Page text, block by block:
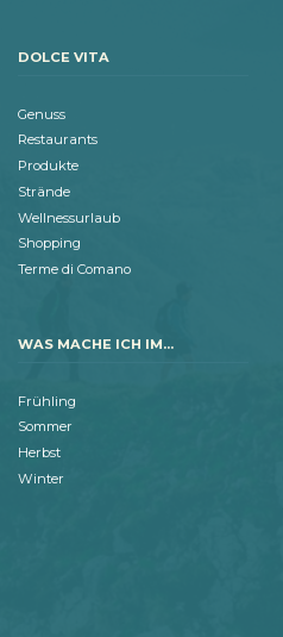
DOLCE VITA
Genuss
Restaurants
Produkte
Strände
Wellnessurlaub
Shopping
Terme di Comano
WAS MACHE ICH IM...
Frühling
Sommer
Herbst
Winter